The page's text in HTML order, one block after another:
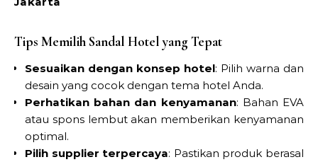
Tips Memilih Sandal Hotel yang Tepat
Sesuaikan dengan konsep hotel: Pilih warna dan
desain yang cocok dengan tema hotel Anda.
Perhatikan bahan dan kenyamanan: Bahan EVA
atau spons lembut akan memberikan kenyamanan
optimal.
Pilih supplier terpercaya: Pastikan produk berasal